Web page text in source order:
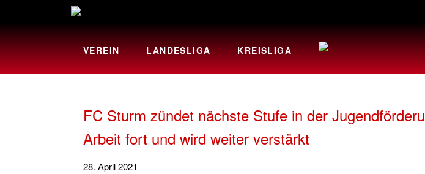
VEREIN LANDESLIGA KREISLIGA
FC Sturm zündet nächste Stufe in der
Arbeit fort und wird weiter verstärkt
28. April 2021